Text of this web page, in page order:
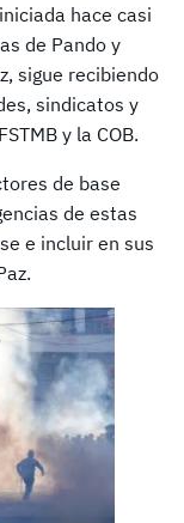
hace casi
de Pando y
sigue recibiendo
sindicatos y
y la COB.
de base
de estas
e incluir en sus